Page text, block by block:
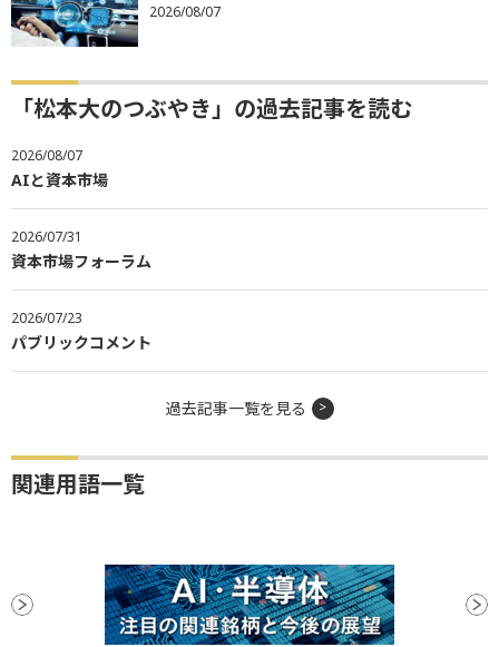
2026/08/07
「松本大のつぶやき」の過去記事を読む
2026/08/07
AIと資本市場
2026/07/31
資本市場フォーラム
2026/07/23
パブリックコメント
過去記事一覧を見る
関連用語一覧